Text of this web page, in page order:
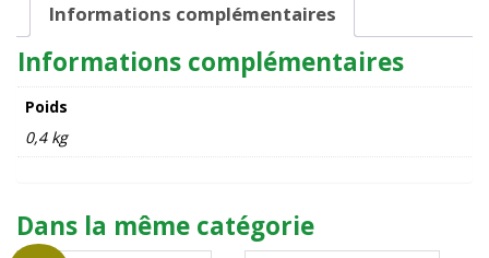
Informations complémentaires
Informations complémentaires
Poids
0,4 kg
Dans la même catégorie